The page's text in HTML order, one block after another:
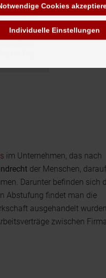
im Unternehmen, das nach
der Menschen,
Darunter befinden sich
Abstufung findet man die
ausgehandelt
zwischen
Cookies
Individuelle Einstellungen